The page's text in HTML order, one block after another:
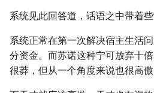
系统见此回答道，话语之中带着些
系统正常在第一次解决宿主生活
分资金。而苏诺这种宁可放弃十
很莽，但从一个角度来说也很高傲